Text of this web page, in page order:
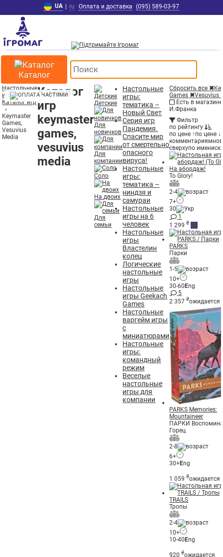
UA | ru Оплата и доставка (095) 589-03-97
Каталог
Настольные
игры
Каталог игр
Keymaster
Games,
Vesuvius
Media
Каталог
игр
keymaster
games,
vesuvius
media
Детские
Для
новичков
Для
компании
Соло
На двоих
Для
семьи
Настольные
игры:
тематика –
Новый Свет
Серия игр
Пандемия.
Спасите мир
от смертельно
опасного
вируса!
Настольные
игры:
тематика –
ниндзя и
самураи
Настольные
игры на 6
человек
Настольные
игры
Властелин
колец
Логические
настольные
игры
Настольные
игры Geekach
Games
Настольные
варгейм игры
с
миниатюрами
Настольные
игры:
командный
режим
Веселые
настольные
игры для
компании
Сбросить все ✖
Games ✖Vesuvius
Есть в магазине
И.Франка
Фильтр
по рейтингу
по цене ↑по цене ↓
комментариям
сверхупо имени
На абордаж!
To Glory!
2-4
7+
30
1
1 299₴
PARKS
Парки
1-5
10+
30-60 Eng
5
2 357₴ожидается
PARKS Memories:
Mountaineer
ПАРКИ
Горец
2-8
6+
30+Eng
1 059₴ожидается
TRAILS
Тропы
2-4
10+
10-40 Eng
920₴ожидается